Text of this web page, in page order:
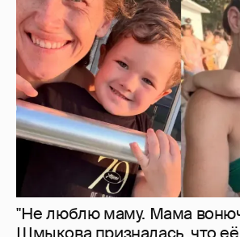
"Не люблю маму. Мама
Шмыкова призналась, что
сын отдалился от неё
18